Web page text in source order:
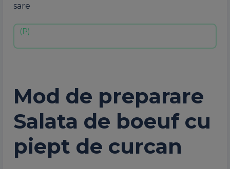
sare
Mod de preparare
Salata de boeuf cu
piept de curcan